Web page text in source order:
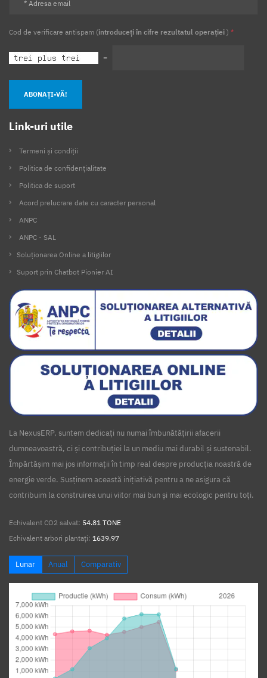
Cod de verificare antispam (introduceți în cifre rezultatul operației ) *
=
ABONAȚI-VĂ!
Link-uri utile
Termeni și condiții
Politica de confidențialitate
Politica de suport
Acord prelucrare date cu caracter personal
ANPC
ANPC - SAL
Soluționarea Online a litigiilor
Suport prin Chatbot Pionier AI
La NexusERP, suntem dedicați nu numai îmbunătățirii afacerii
dumneavoastră, ci și contribuției la un mediu mai durabil și sustenabil.
Împărtășim mai jos informații în timp real despre producția noastră de
energie verde. Susținem această inițiativă pentru a ne asigura că
contribuim la construirea unui viitor mai bun și mai ecologic pentru toți.
Echivalent CO2 salvat: 54.81 TONE
Echivalent arbori plantați: 1639.97
Lunar Anual Comparativ